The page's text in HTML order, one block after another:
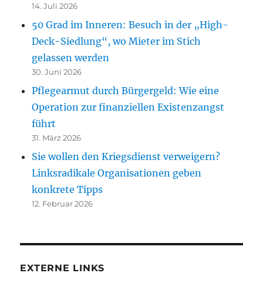
14. Juli 2026
50 Grad im Inneren: Besuch in der „High-
Deck-Siedlung“, wo Mieter im Stich
gelassen werden
30. Juni 2026
Pflegearmut durch Bürgergeld: Wie eine
Operation zur finanziellen Existenzangst
führt
31. März 2026
Sie wollen den Kriegsdienst verweigern?
Linksradikale Organisationen geben
konkrete Tipps
12. Februar 2026
EXTERNE LINKS